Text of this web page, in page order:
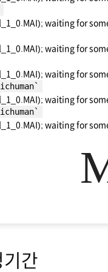
waiting for
waiting for
waiting for
waiting for
waiting for
간